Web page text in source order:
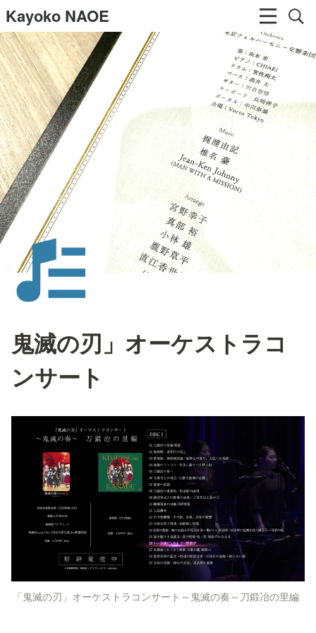
Kayoko NAOE
鬼滅の刃」オーケストラコ
ンサート
「鬼滅の刃」オーケストラコンサート～鬼滅の奏～刀鍛冶の里編